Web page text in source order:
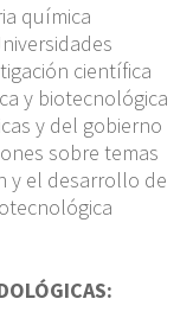
química
científica
y biotecnológica
y del gobierno
sobre temas
y el desarrollo de